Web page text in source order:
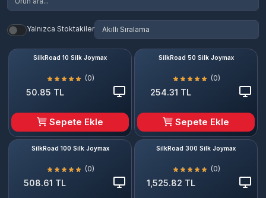
Yalnızca Stoktakiler
SilkRoad 10 Silk Joymax
(0)
50.85 TL
Sepete Ekle
SilkRoad 50 Silk Joymax
(0)
254.31 TL
Sepete Ekle
SilkRoad 100 Silk Joymax
(0)
508.61 TL
SilkRoad 300 Silk Joymax
(0)
1,525.82 TL